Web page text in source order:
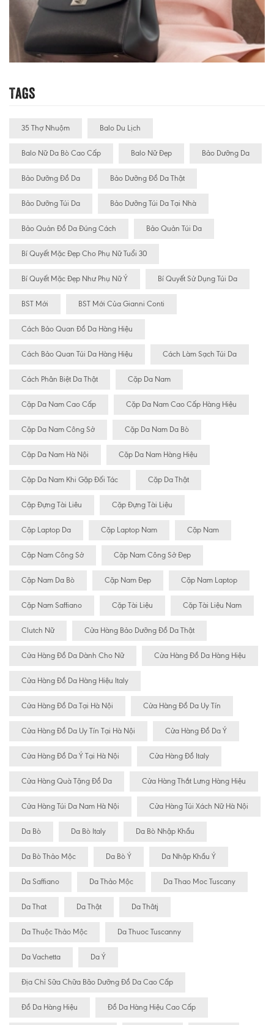
Tags
35 Thợ Nhuộm Balo Du Lịch
Balo Nữ Da Bò Cao Cấp Balo Nữ Đẹp Bảo Dưỡng Da
Bảo Dưỡng Đồ Da Bảo Dưỡng Đồ Da Thật
Bảo Dưỡng Túi Da Bảo Dưỡng Túi Da Tại Nhà
Bảo Quản Đồ Da Đúng Cách Bảo Quản Túi Da
Bí Quyết Mặc Đẹp Cho Phụ Nữ Tuổi 30
Bí Quyết Mặc Đẹp Như Phụ Nữ Ý Bí Quyết Sử Dụng Túi Da
BST Mới BST Mới Của Gianni Conti
Cách Bảo Quan Đồ Da Hàng Hiệu
Cách Bảo Quan Túi Da Hàng Hiệu Cách Làm Sạch Túi Da
Cách Phân Biệt Da Thật Cặp Da Nam
Cặp Da Nam Cao Cấp Cặp Da Nam Cao Cấp Hàng Hiệu
Cặp Da Nam Công Sở Cặp Da Nam Da Bò
Cặp Da Nam Hà Nội Cặp Da Nam Hàng Hiệu
Cặp Da Nam Khi Gặp Đối Tác Cặp Da Thật
Cặp Đựng Tài Liêu Cặp Đựng Tài Liệu
Cặp Laptop Da Cặp Laptop Nam Cặp Nam
Cặp Nam Công Sở Cặp Nam Công Sở Đẹp
Cặp Nam Da Bò Cặp Nam Đẹp Cặp Nam Laptop
Cặp Nam Saffiano Cặp Tài Liệu Cặp Tài Liệu Nam
Clutch Nữ Cửa Hàng Bảo Dưỡng Đồ Da Thật
Cửa Hàng Đồ Da Dành Cho Nữ Cửa Hàng Đồ Da Hàng Hiệu
Cửa Hàng Đồ Da Hàng Hiệu Italy
Cửa Hàng Đồ Da Tại Hà Nội Cửa Hàng Đồ Da Uy Tín
Cửa Hàng Đồ Da Uy Tín Tại Hà Nội Cửa Hàng Đồ Da Ý
Cửa Hàng Đồ Da Ý Tại Hà Nội Cửa Hàng Đồ Italy
Cửa Hàng Quà Tặng Đồ Da Cửa Hàng Thắt Lưng Hàng Hiệu
Cửa Hàng Túi Da Nam Hà Nội Cửa Hàng Túi Xách Nữ Hà Nội
Da Bò Da Bò Italy Da Bò Nhập Khẩu
Da Bò Thảo Mộc Da Bò Ý Da Nhập Khẩu Ý
Da Saffiano Da Thảo Mộc Da Thao Moc Tuscany
Da That Da Thật Da Thâtj
Da Thuộc Thảo Mộc Da Thuoc Tuscanny
Da Vachetta Da Ý
Địa Chỉ Sữa Chữa Bão Dưỡng Đồ Da Cao Cấp
Đồ Da Hàng Hiệu Đồ Da Hàng Hiệu Cao Cấp